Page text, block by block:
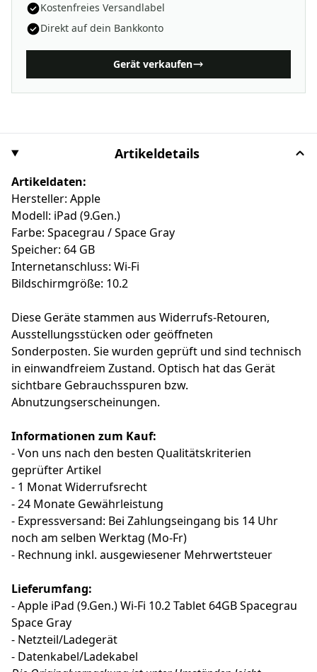
Kostenfreies Versandlabel
Direkt auf dein Bankkonto
Gerät verkaufen
Artikeldetails
Artikeldaten:
Hersteller: Apple
Modell: iPad (9.Gen.)
Farbe: Spacegrau / Space Gray
Speicher: 64 GB
Internetanschluss: Wi-Fi
Bildschirmgröße: 10.2
Diese Geräte stammen aus Widerrufs-Retouren,
Ausstellungsstücken oder geöffneten
Sonderposten. Sie wurden geprüft und sind technisch
in einwandfreiem Zustand. Optisch hat das Gerät
sichtbare Gebrauchsspuren bzw.
Abnutzungserscheinungen.
Informationen zum Kauf:
- Von uns nach den besten Qualitätskriterien
geprüfter Artikel
- 1 Monat Widerrufsrecht
- 24 Monate Gewährleistung
- Expressversand: Bei Zahlungseingang bis 14 Uhr
noch am selben Werktag (Mo-Fr)
- Rechnung inkl. ausgewiesener Mehrwertsteuer
Lieferumfang:
- Apple iPad (9.Gen.) Wi-Fi 10.2 Tablet 64GB Spacegrau
Space Gray
- Netzteil/Ladegerät
- Datenkabel/Ladekabel